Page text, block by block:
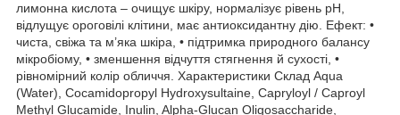
лимонна кислота – очищує шкіру, нормалізує рівень pH,
відлущує ороговілі клітини, має антиоксидантну дію. Ефект: •
чиста, свіжа та м’яка шкіра, • підтримка природного балансу
мікробіому, • зменшення відчуття стягнення й сухості, •
рівномірний колір обличчя. Характеристики Склад Aqua
(Water), Cocamidopropyl Hydroxysultaine, Capryloyl / Caproyl
Methyl Glucamide, Inulin, Alpha-Glucan Oligosaccharide,